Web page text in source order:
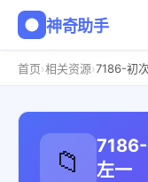
神奇助手
首页›相关资源›7186-初
📁
7186-
左一